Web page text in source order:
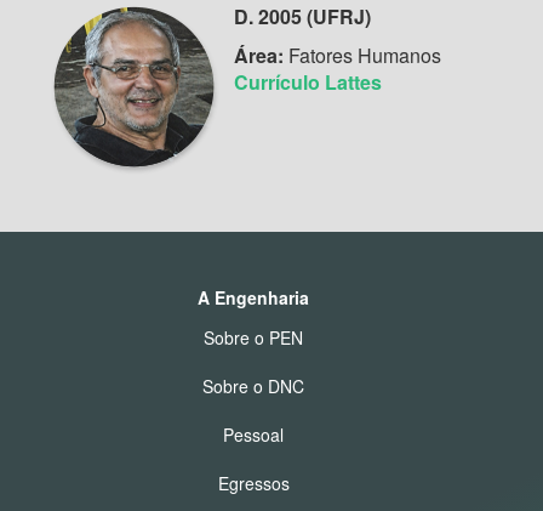
D. 2005 (UFRJ)
Área: Fatores Humanos
Currículo Lattes
A Engenharia
Sobre o PEN
Sobre o DNC
Pessoal
Egressos